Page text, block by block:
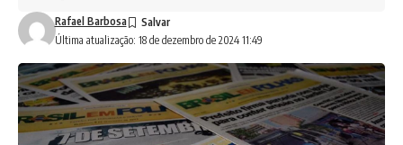
Última atualização: 18 de dezembro de 2024 11:49
Rafael Barbosa